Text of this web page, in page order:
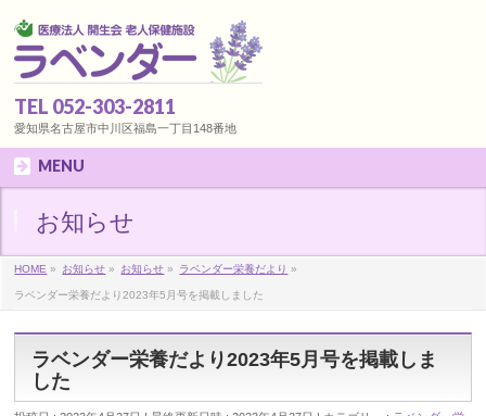
TEL 052-303-2811
愛知県名古屋市中川区福島一丁目148番地
MENU
お知らせ
HOME » お知らせ » お知らせ » ラベンダー栄養だより »
ラベンダー栄養だより2023年5月号を掲載しました
ラベンダー栄養だより2023年5月号を掲載しま
した